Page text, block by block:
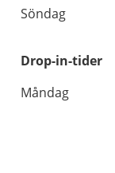
Söndag
Drop-in-tider
Måndag